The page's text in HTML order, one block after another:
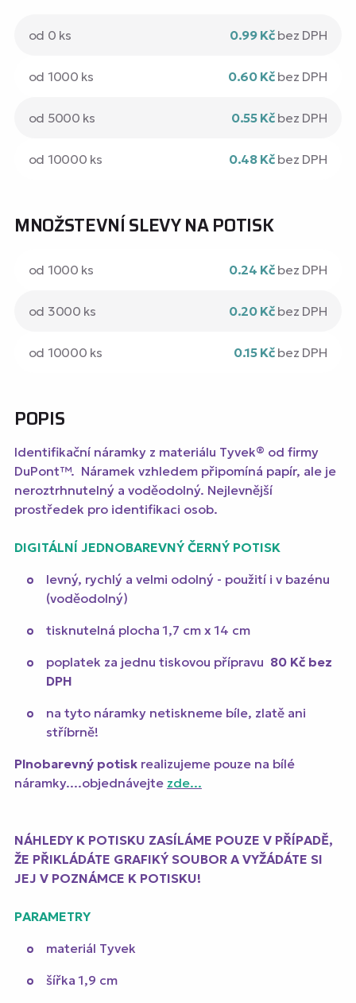
od 0 ks 0.99 Kč bez DPH
od 1000 ks 0.60 Kč bez DPH
od 5000 ks 0.55 Kč bez DPH
od 10000 ks 0.48 Kč bez DPH
MNOŽSTEVNÍ SLEVY NA POTISK
od 1000 ks 0.24 Kč bez DPH
od 3000 ks 0.20 Kč bez DPH
od 10000 ks 0.15 Kč bez DPH
POPIS
Identifikační náramky z materiálu Tyvek® od firmy
DuPont™. Náramek vzhledem připomíná papír, ale je
neroztrhnutelný a voděodolný. Nejlevnější
prostředek pro identifikaci osob.
DIGITÁLNÍ JEDNOBAREVNÝ ČERNÝ POTISK
levný, rychlý a velmi odolný - použití i v bazénu
(voděodolný)
tisknutelná plocha 1,7 cm x 14 cm
poplatek za jednu tiskovou přípravu 80 Kčbez
DPH
na tyto náramky netiskneme bíle, zlatě ani
stříbrně!
Plnobarevný potiskrealizujeme pouze na bílé
náramky....objednávejte zde...
NÁHLEDY K POTISKU ZASÍLÁME POUZE V PŘÍPADĚ,
ŽE PŘIKLÁDÁTE GRAFIKÝ SOUBOR A VYŽÁDÁTE SI
JEJ V POZNÁMCE K POTISKU!
PARAMETRY
materiál Tyvek
šířka 1,9 cm